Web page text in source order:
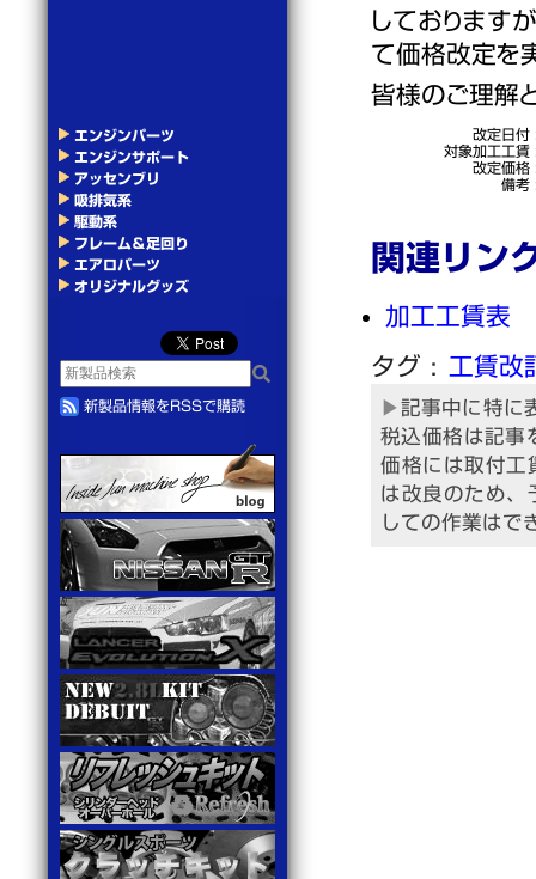
しております
て価格改定を
皆様のご理解
改定日付
対象加工工賃
改定価格
備考
関連リン
加工工賃表
工賃改
記事中に特に
税込価格は記事
価格には取付工
は改良のため、
しての作業はで
エンジンパーツ
エンジンサポート
アッセンブリ
吸排気系
駆動系
フレーム＆足回り
エアロパーツ
オリジナルグッズ
新製品情報をRSSで購読